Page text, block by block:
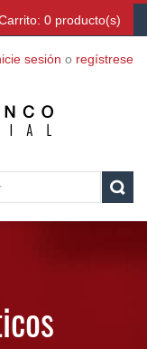
0 producto(s)
sesión o regístrese